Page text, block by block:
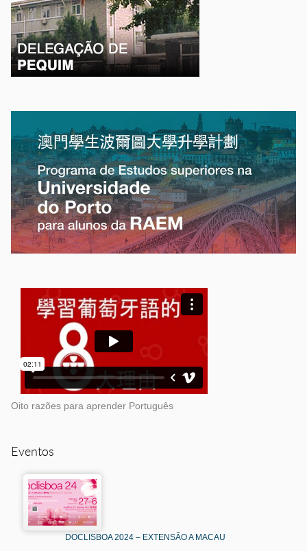
Oito razões para aprender Português
Eventos
DOCLISBOA 2024 – EXTENSÃO A MACAU